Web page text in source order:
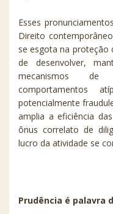
Esses
Direito
se esgota na proteção
de desenvolver,
mecanismos de
comportamentos
potencialmente
amplia a eficiência
ônus correlato de
lucro da atividade se
Prudência é palavra